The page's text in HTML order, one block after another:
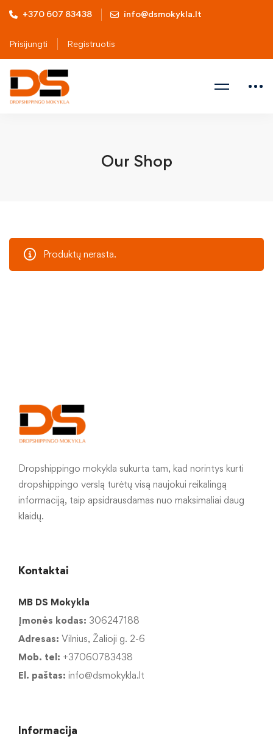
+370 607 83438 info@dsmokykla.lt
Prisijungti Registruotis
Our Shop
Produktų nerasta.
Dropshippingo mokykla sukurta tam, kad norintys kurti
dropshippingo verslą turėtų visą naujokui reikalingą
informaciją, taip apsidrausdamas nuo maksimaliai daug
klaidų.
Kontaktai
MB DS Mokykla
Įmonės kodas: 306247188
Adresas: Vilnius, Žalioji g. 2-6
Mob. tel: +37060783438
El. paštas: info@dsmokykla.lt
Informacija